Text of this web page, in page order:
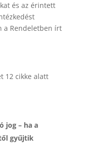
és az érintett
a Rendeletben írt
12 cikke alatt
jog – ha a
gyűjtik